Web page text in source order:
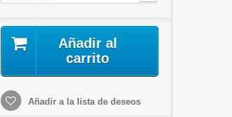
Añadir al
carrito
Añadir a la lista de deseos